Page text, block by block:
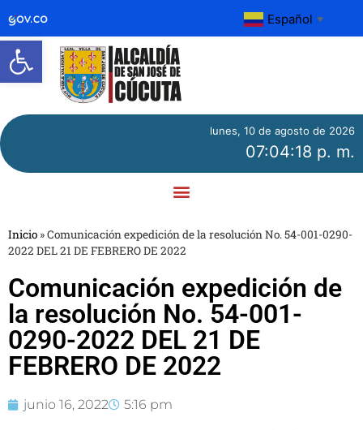
Abrir barra de herramientas
Español ▼
lunes, 10 de agosto de 2026
07:04:18 p. m.
Inicio »Comunicación expedición de la resolución No. 54-001-0290-
2022 DEL 21 DE FEBRERO DE 2022
Comunicación expedición de
la resolución No. 54-001-
0290-2022 DEL 21 DE
FEBRERO DE 2022
junio 16, 2022 5:16 pm